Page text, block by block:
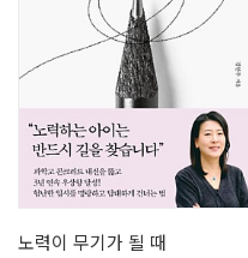
노력이 무기가 될 때